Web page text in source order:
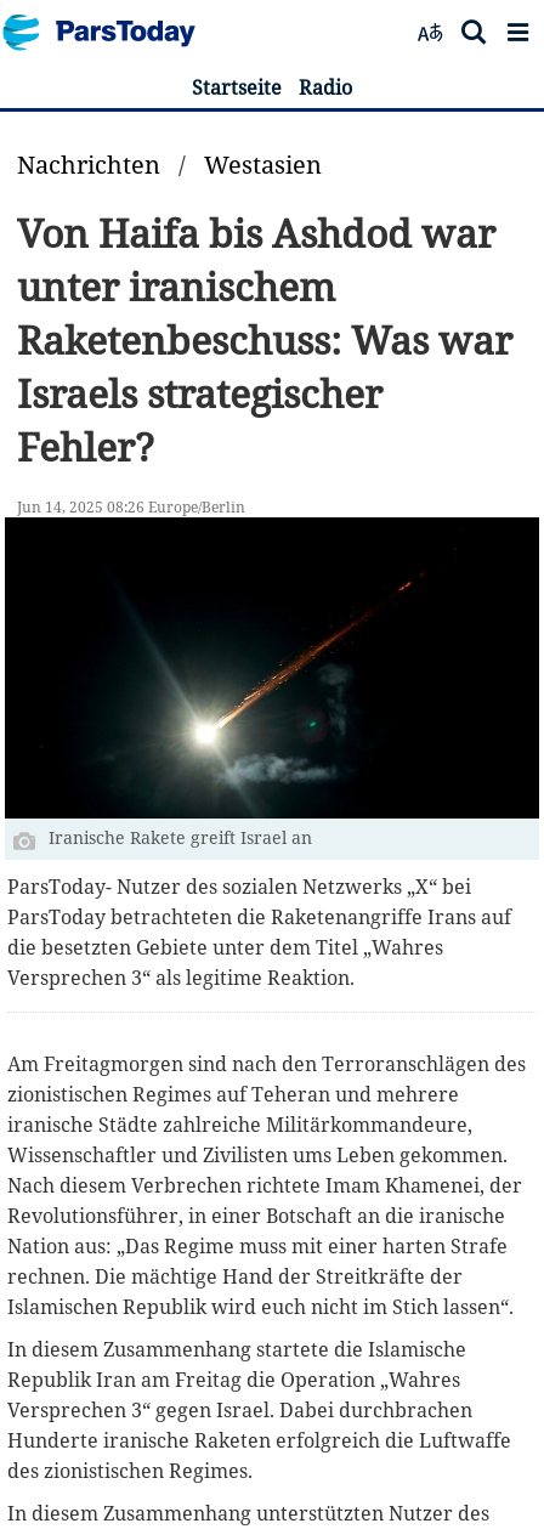
Startseite Radio
Nachrichten / Westasien
Von Haifa bis Ashdod war
unter iranischem
Raketenbeschuss: Was war
Israels strategischer
Fehler?
Jun 14, 2025 08:26 Europe/Berlin
Iranische Rakete greift Israel an
ParsToday- Nutzer des sozialen Netzwerks „X“ bei
ParsToday betrachteten die Raketenangriffe Irans auf
die besetzten Gebiete unter dem Titel „Wahres
Versprechen 3“ als legitime Reaktion.
Am Freitagmorgen sind nach den Terroranschlägen des
zionistischen Regimes auf Teheran und mehrere
iranische Städte zahlreiche Militärkommandeure,
Wissenschaftler und Zivilisten ums Leben gekommen.
Nach diesem Verbrechen richtete Imam Khamenei, der
Revolutionsführer, in einer Botschaft an die iranische
Nation aus: „Das Regime muss mit einer harten Strafe
rechnen. Die mächtige Hand der Streitkräfte der
Islamischen Republik wird euch nicht im Stich lassen“.
In diesem Zusammenhang startete die Islamische
Republik Iran am Freitag die Operation „Wahres
Versprechen 3“ gegen Israel. Dabei durchbrachen
Hunderte iranische Raketen erfolgreich die Luftwaffe
des zionistischen Regimes.
In diesem Zusammenhang unterstützten Nutzer des